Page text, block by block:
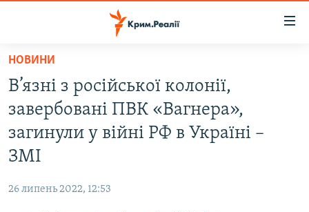
Перейти
основного
матеріалу
Перейти
до
основної
Перейти
НОВИНИ
ВОДА.КРИМ
ВІДЕО ТА ФОТО
ПОЛІТИКА
НОВИНИ
В’язні з російської колонії,
завербовані ПВК «Вагнера»,
загинули у війні РФ в Україні –
ЗМІ
26 липень 2022, 12:53